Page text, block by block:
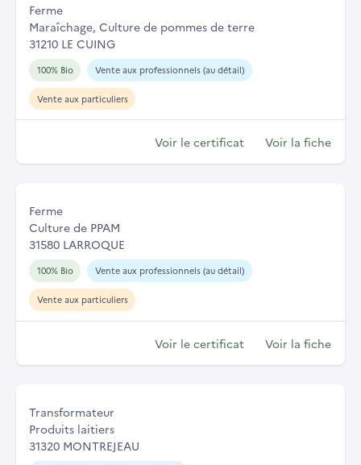
Ferme
Maraîchage, Culture de pommes de terre
31210 LE CUING
100% Bio Vente aux professionnels (au détail)
Vente aux particuliers
Voir le certificat Voir la fiche
Ferme
Culture de PPAM
31580 LARROQUE
100% Bio Vente aux professionnels (au détail)
Vente aux particuliers
Voir le certificat Voir la fiche
Transformateur
Produits laitiers
31320 MONTREJEAU